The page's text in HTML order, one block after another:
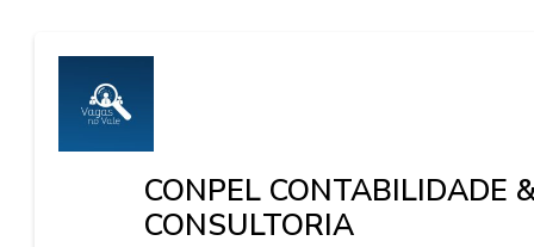
CONPEL CONTABILIDADE
CONSULTORIA